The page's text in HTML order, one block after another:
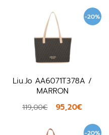
-20%
Liu.Jo AA6071T378A /
MARRON
119,00€ 95,20€
-20%